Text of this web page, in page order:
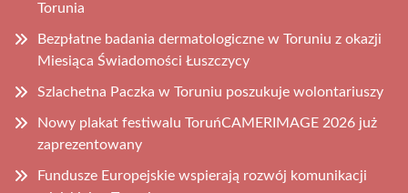
Torunia
Bezpłatne badania dermatologiczne w Toruniu z okazji
Miesiąca Świadomości Łuszczycy
Szlachetna Paczka w Toruniu poszukuje wolontariuszy
Nowy plakat festiwalu ToruńCAMERIMAGE 2026 już
zaprezentowany
Fundusze Europejskie wspierają rozwój komunikacji